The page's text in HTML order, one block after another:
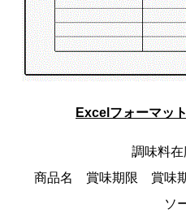
Excelフォーマッ
調味料在
商品名 賞味期限 賞味
ソ